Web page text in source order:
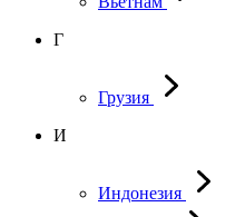
Г
Грузия
И
Индонезия